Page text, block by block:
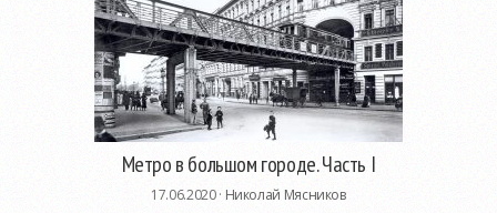
Метро в большом городе. Часть I
17.06.2020 · Николай Мясников